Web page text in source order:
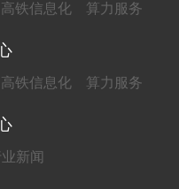
高铁信息化 算力服务
高铁信息化 算力服务
新闻